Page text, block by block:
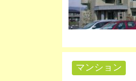
マンション